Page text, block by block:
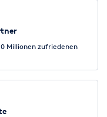
Millionen zufriedenen